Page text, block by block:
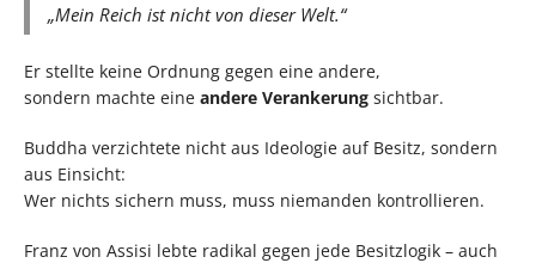
„Mein Reich ist nicht von dieser Welt.“
Er stellte keine Ordnung gegen eine andere,
sondern machte eine andere Verankerung sichtbar.
Buddha verzichtete nicht aus Ideologie auf Besitz, sondern
aus Einsicht:
Wer nichts sichern muss, muss niemanden kontrollieren.
Franz von Assisi lebte radikal gegen jede Besitzlogik – auch